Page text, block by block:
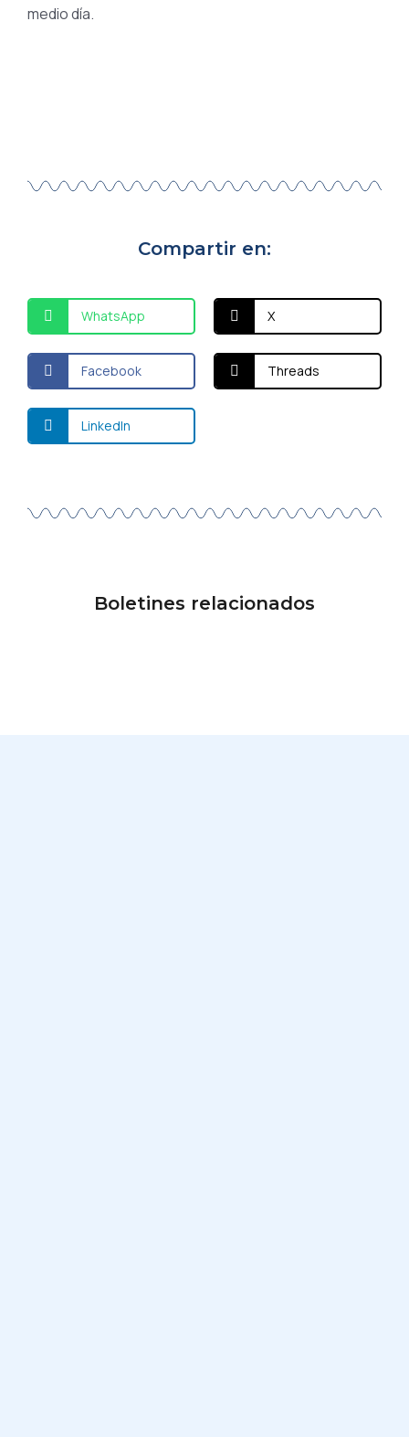
medio día.
Compartir en:
WhatsApp X
Facebook Threads
LinkedIn
Boletines relacionados